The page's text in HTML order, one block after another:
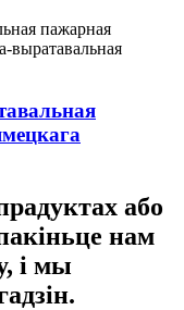
або
нам
і мы